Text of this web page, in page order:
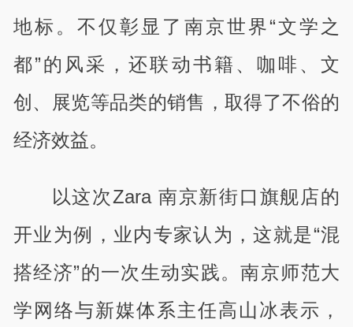
地标。不仅彰显了南京世界“文学之
都”的风采，还联动书籍、咖啡、文
创、展览等品类的销售，取得了不俗的
经济效益。
以这次Zara 南京新街口旗舰店的
开业为例，业内专家认为，这就是“混
搭经济”的一次生动实践。南京师范大
学网络与新媒体系主任高山冰表示，